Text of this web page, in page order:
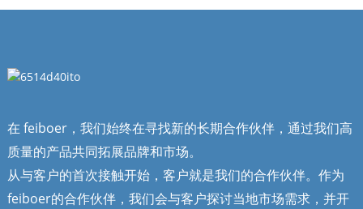
在 feiboer，我们始终在寻找新的长期合作伙伴，通过我们高
质量的产品共同拓展品牌和市场。
从与客户的首次接触开始，客户就是我们的合作伙伴。作为
feiboer的合作伙伴，我们会与客户探讨当地市场需求，并开